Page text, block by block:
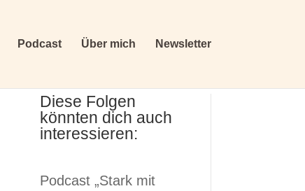
Podcast Über mich Newsletter
Diese Folgen
könnten dich auch
interessieren:
Podcast „Stark mit